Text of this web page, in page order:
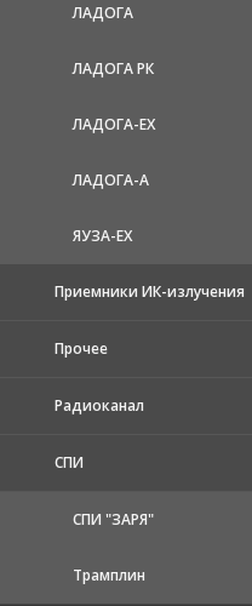
ЛАДОГА
ЛАДОГА РК
ЛАДОГА-EX
ЛАДОГА-А
ЯУЗА-ЕХ
Приемники ИК-излучения
Прочее
Радиоканал
СПИ
СПИ "ЗАРЯ"
Трамплин